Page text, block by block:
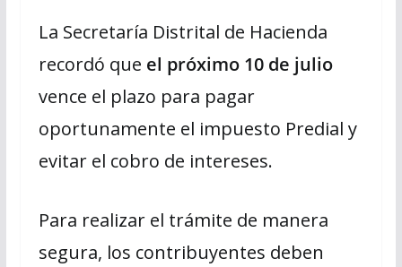
La Secretaría Distrital de Hacienda
recordó que el próximo 10 de julio
vence el plazo para pagar
oportunamente el impuesto Predial y
evitar el cobro de intereses.
Para realizar el trámite de manera
segura, los contribuyentes deben